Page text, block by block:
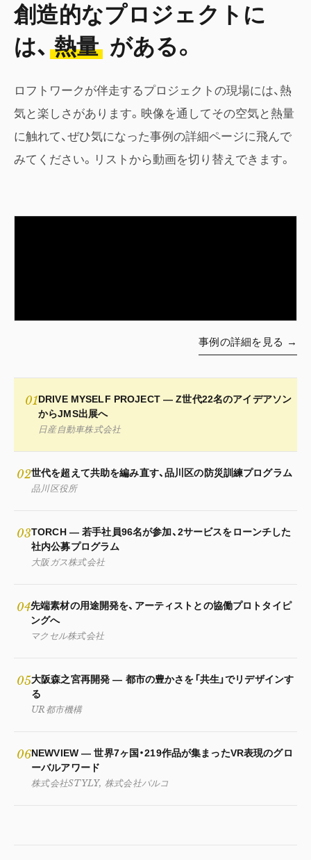
創造的なプロジェクトに
は、 熱量 がある。
ロフトワークが伴走するプロジェクトの現場には、熱
気と楽しさがあります。映像を通してその空気と熱量
に触れて、ぜひ気になった事例の詳細ページに飛んで
みてください。リストから動画を切り替えできます。
事例の詳細を見る →
01DRIVE MYSELF PROJECT — Z世代22名のアイデアソン
からJMS出展へ
日産自動車株式会社
02世代を超えて共助を編み直す、品川区の防災訓練プログラム
品川区役所
03TORCH — 若手社員96名が参加、2サービスをローンチした
社内公募プログラム
大阪ガス株式会社
04先端素材の用途開発を、アーティストとの協働プロトタイピ
ングへ
マクセル株式会社
05大阪森之宮再開発 — 都市の豊かさを「共生」でリデザインす
る
UR都市機構
06NEWVIEW — 世界7ヶ国・219作品が集まったVR表現のグロ
ーバルアワード
株式会社STYLY, 株式会社パルコ